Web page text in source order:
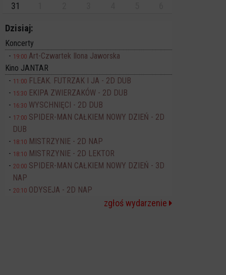
31
Dzisiaj:
Koncerty
19:00 Art-Czwartek Ilona Jaworska
Kino JANTAR
11:00 FLEAK. FUTRZAK I JA - 2D DUB
15:30 EKIPA ZWIERZAKÓW - 2D DUB
16:30 WYSCHNIĘCI - 2D DUB
17:00 SPIDER-MAN CAŁKIEM NOWY DZIEŃ - 2D
DUB
18:10 MISTRZYNIE - 2D NAP
18:10 MISTRZYNIE - 2D LEKTOR
20:00 SPIDER-MAN CAŁKIEM NOWY DZIEŃ - 3D
NAP
20:10 ODYSEJA - 2D NAP
zgłoś wydarzenie